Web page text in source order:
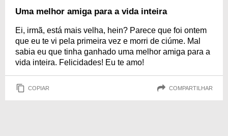
Uma melhor amiga para a vida inteira
Ei, irmã, está mais velha, hein? Parece que foi ontem
que eu te vi pela primeira vez e morri de ciúme. Mal
sabia eu que tinha ganhado uma melhor amiga para a
vida inteira. Felicidades! Eu te amo!
COPIAR COMPARTILHAR